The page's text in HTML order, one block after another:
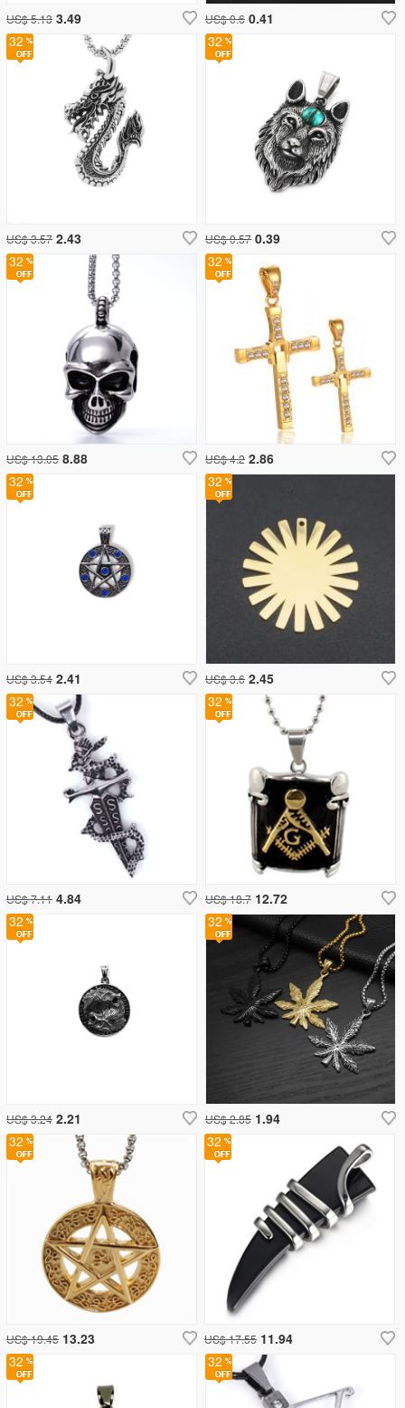
US$ 0.6 0.41
32
US$ 3.57 2.43
32
US$ 0.57 0.39
US$ 5.13 3.49
32
US$ 3.54 2.41
32
US$ 3.6 2.45
32
US$ 4.2 2.86
32
US$ 13.05 8.88
32
US$ 7.11 4.84
32
US$ 18.7 12.72
32
US$ 3.24 2.21
32
US$ 2.85 1.94
32
32
US$ 19.45 13.23
32
US$ 17.55 11.94
32